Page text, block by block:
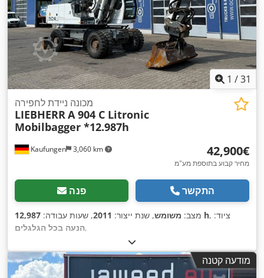
1 /31
Kaufungen 3,060 km
מכונה ניידת לחפירה
LIEBHERR A 904 C Litronic
Mobilbagger *12.987h
‏42,900 ‏€
מחיר קבוע בתוספת מע"מ
פנה התקשר
מצב: משומש, שנת ייצור: 2011, שעות עבודה: 12,987 h , ציוד:
הנעה בכל הגלגלים,
מודעה קטנה